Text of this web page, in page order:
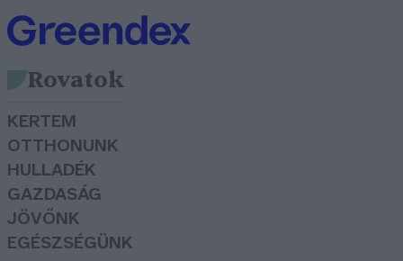
Rovatok
KERTEM
OTTHONUNK
HULLADÉK
GAZDASÁG
JÖVŐNK
EGÉSZSÉGÜNK